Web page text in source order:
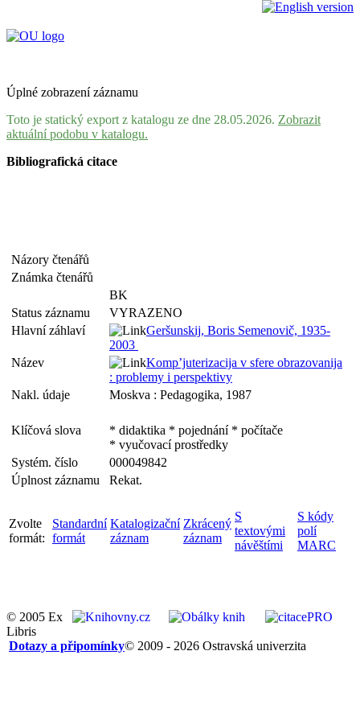
Úplné zobrazení záznamu
Toto je statický export z katalogu ze dne 28.05.2026. Zobrazit
aktuální podobu v katalogu.
Bibliografická citace
Názory čtenářů
Známka čtenářů
BK
Status záznamu
VYRAZENO
Hlavní záhlaví
Geršunskij, Boris Semenovič, 1935-
2003
Název
Komp’juterizacija v sfere obrazovanija
: problemy i perspektivy
Nakl. údaje
Moskva : Pedagogika, 1987
Klíčová slova
* didaktika * pojednání * počítače
* vyučovací prostředky
Systém. číslo
000049842
Úplnost záznamu
Rekat.
Zvolte
formát:
Standardní
formát
Katalogizační
záznam
Zkrácený
záznam
S
textovými
návěštími
S kódy
polí
MARC
© 2005 Ex
Libris
© 2009 - 2026 Ostravská univerzita
Dotazy a připomínky